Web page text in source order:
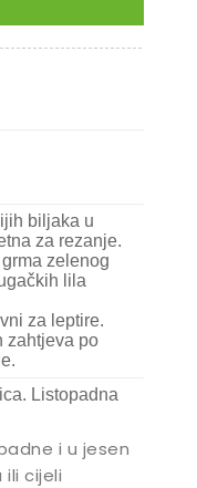
biljaka u
za rezanje.
zelenog
lila
za leptire.
zahtjeva po
Listopadna
i u jesen
ili cijeli